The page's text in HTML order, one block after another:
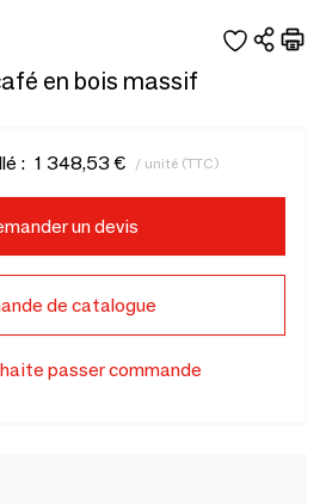
en bois massif
: 1 348,53 € / unité (TTC)
un devis
de catalogue
passer commande